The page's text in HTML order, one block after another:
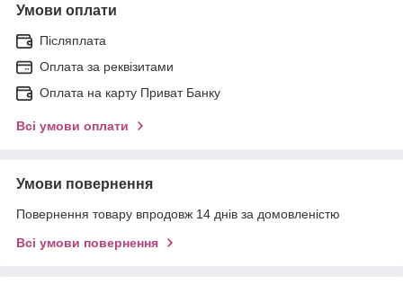
Умови оплати
Післяплата
Оплата за реквізитами
Оплата на карту Приват Банку
Всі умови оплати
Умови повернення
Повернення товару впродовж 14 днів за домовленістю
Всі умови повернення